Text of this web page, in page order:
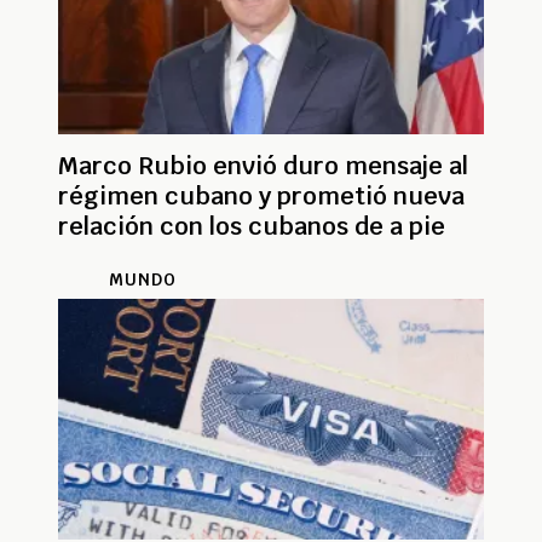
Marco Rubio envió duro mensaje al
régimen cubano y prometió nueva
relación con los cubanos de a pie
MUNDO